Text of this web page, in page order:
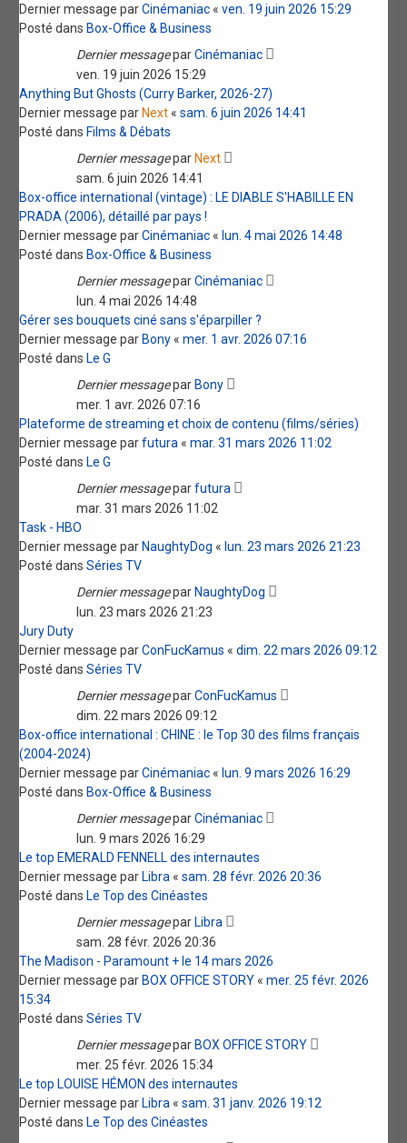
Dernier message parCinémaniac«ven. 19 juin 2026 15:29
Posté dansBox-Office & Business
Dernier messageparCinémaniac
ven. 19 juin 2026 15:29
Anything But Ghosts (Curry Barker, 2026-27)
Dernier message parNext«sam. 6 juin 2026 14:41
Posté dansFilms & Débats
Dernier messageparNext
sam. 6 juin 2026 14:41
Box-office international (vintage) : LE DIABLE S'HABILLE EN
PRADA (2006), détaillé par pays !
Dernier message parCinémaniac«lun. 4 mai 2026 14:48
Posté dansBox-Office & Business
Dernier messageparCinémaniac
lun. 4 mai 2026 14:48
Gérer ses bouquets ciné sans s'éparpiller ?
Dernier message parBony«mer. 1 avr. 2026 07:16
Posté dansLe G
Dernier messageparBony
mer. 1 avr. 2026 07:16
Plateforme de streaming et choix de contenu (films/séries)
Dernier message parfutura «mar. 31 mars 2026 11:02
Posté dansLe G
Dernier messageparfutura
mar. 31 mars 2026 11:02
Task - HBO
Dernier message parNaughtyDog «lun. 23 mars 2026 21:23
Posté dansSéries TV
Dernier messageparNaughtyDog
lun. 23 mars 2026 21:23
Jury Duty
Dernier message parConFucKamus «dim. 22 mars 2026 09:12
Posté dansSéries TV
Dernier messageparConFucKamus
dim. 22 mars 2026 09:12
Box-office international : CHINE : le Top 30 des films français
(2004-2024)
Dernier message parCinémaniac«lun. 9 mars 2026 16:29
Posté dansBox-Office & Business
Dernier messageparCinémaniac
lun. 9 mars 2026 16:29
Le top EMERALD FENNELL des internautes
Dernier message parLibra «sam. 28 févr. 2026 20:36
Posté dansLe Top des Cinéastes
Dernier messageparLibra
sam. 28 févr. 2026 20:36
The Madison - Paramount + le 14 mars 2026
Dernier message parBOX OFFICE STORY«mer. 25 févr. 2026
15:34
Posté dansSéries TV
Dernier messageparBOX OFFICE STORY
mer. 25 févr. 2026 15:34
Le top LOUISE HÉMON des internautes
Dernier message parLibra «sam. 31 janv. 2026 19:12
Posté dansLe Top des Cinéastes